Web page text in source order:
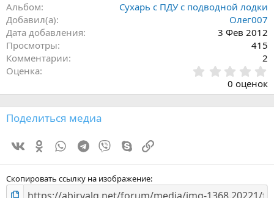
Альбом
Сухарь с ПДУ с подводной лодки
Добавил(а)
Олег007
Дата добавления
3 Фев 2012
Просмотры
415
Комментарии
2
Оценка
.
0
0
0 оценок
Поделиться медиа
Ok WhatsAppTelegram
Viber SkypeСсылка
Скопировать ссылку на изображение